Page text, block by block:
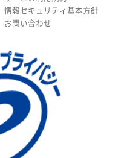
情報セキュリティ基本方針
お問い合わせ